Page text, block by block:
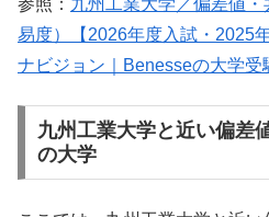
易度）【2026年度入試・2025
ナビジョン｜Benesseの大学受
九州工業大学と近い偏差
の大学